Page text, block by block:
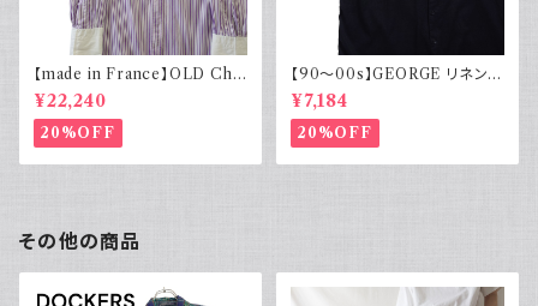
【made in France】OLD Cha
rvet ストライプ 切り替え 紫
¥22,240
20%OFF
【90～00s】GEORGE リネンレ
ーヨンシャツ 黒 ボックスシルエ
ット XL
¥7,184
20%OFF
その他の商品